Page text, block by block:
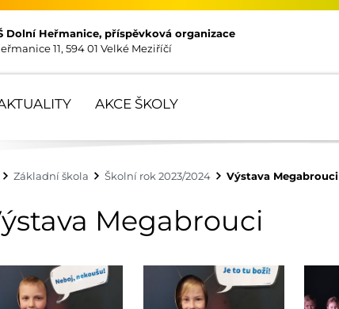
Dolní Heřmanice, příspěvková organizace
11, 594 01 Velké Meziříčí
AKCE ŠKOLY
Základní škola Školní rok 2023/2024 Výstava Megabrouci
Megabrouci